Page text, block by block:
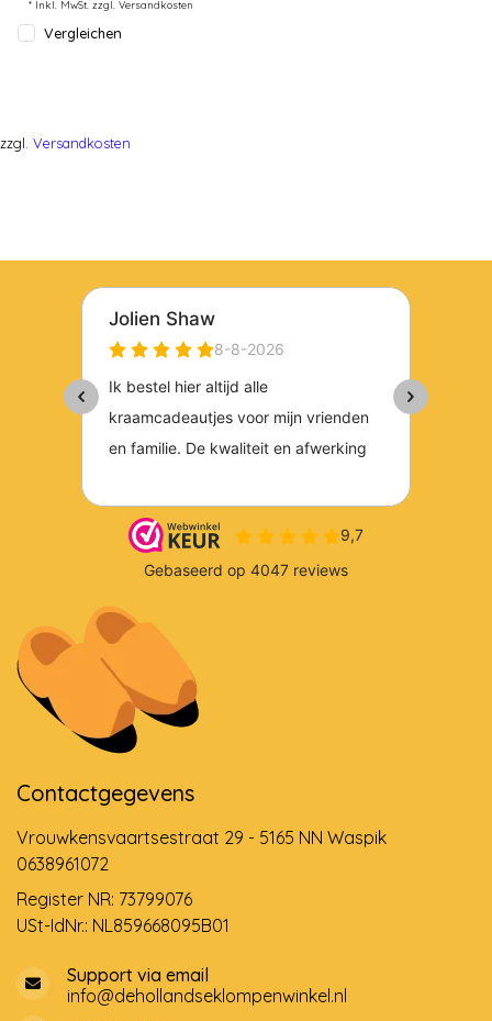
* Inkl. MwSt. zzgl. Versandkosten
Vergleichen
zzgl. Versandkosten
Contactgegevens
Vrouwkensvaartsestraat 29 - 5165 NN Waspik
0638961072
Register NR: 73799076
USt-IdNr.: NL859668095B01
Support via email
info@dehollandseklompenwinkel.nl